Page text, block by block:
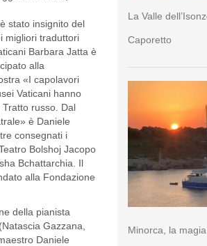
stato insignito del
migliori traduttori
Barbara Jatta è
alla
«I capolavori
Vaticani hanno
Tratto russo. Dal
è Daniele
consegnati i
Bolshoj Jacopo
Bchattarchia. Il
alla Fondazione
della pianista
Gazzana,
Daniele
La Valle
Caporetto
Minorca, la